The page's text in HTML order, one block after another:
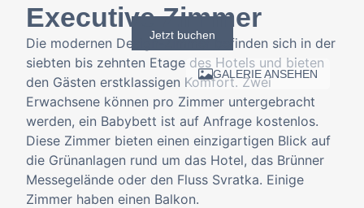
GALERIE ANSEHEN
Jetzt buchen
Executive Zimmer
Die modernen Design-Zimmer befinden sich in der
siebten bis zehnten Etage des Hotels und bieten
den Gästen erstklassigen Komfort. Zwei
Erwachsene können pro Zimmer untergebracht
werden, ein Babybett ist auf Anfrage kostenlos.
Diese Zimmer bieten einen einzigartigen Blick auf
die Grünanlagen rund um das Hotel, das Brünner
Messegelände oder den Fluss Svratka. Einige
Zimmer haben einen Balkon.